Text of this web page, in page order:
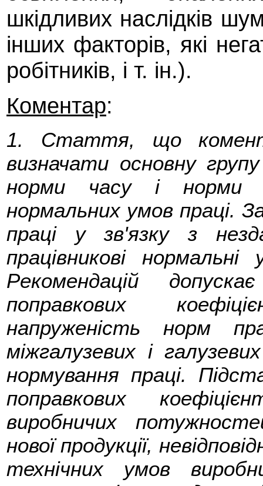
шкідливих наслідків
інших факторів, які
робітників, і т. ін.).
Коментар:
1. Стаття, що
визначати основну
норми часу і норми
нормальних умов праці.
праці у зв'язку з
працівникові
Рекомендацій
поправкових
напруженість норм
міжгалузевих і
нормування праці.
поправкових
виробничих
нової продукції,
технічних умов